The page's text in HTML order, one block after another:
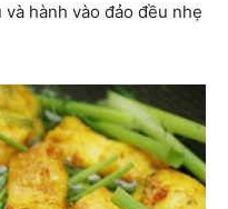
hành vào đảo đều nhẹ